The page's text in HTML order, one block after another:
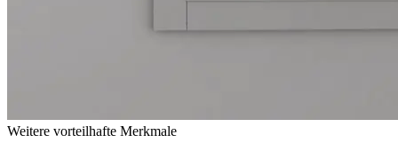
Weitere vorteilhafte Merkmale